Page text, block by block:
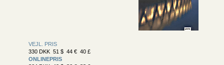
VEJL. PRIS
330 DKK 51 $ 44 € 40 £
ONLINEPRIS